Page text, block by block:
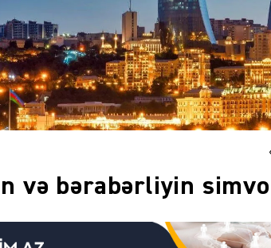
və bərabərliyin